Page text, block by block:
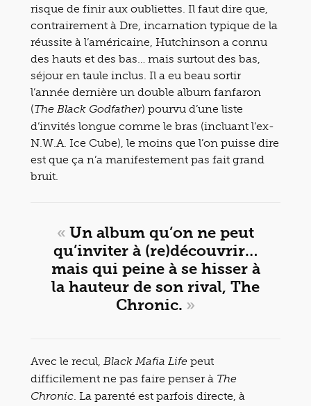
risque de finir aux oubliettes. Il faut dire que,
contrairement à Dre, incarnation typique de la
réussite à l’américaine, Hutchinson a connu
des hauts et des bas… mais surtout des bas,
séjour en taule inclus. Il a eu beau sortir
l’année dernière un double album fanfaron
(The Black Godfather) pourvu d’une liste
d’invités longue comme le bras (incluant l’ex-
N.W.A. Ice Cube), le moins que l’on puisse dire
est que ça n’a manifestement pas fait grand
bruit.
« Un album qu’on ne peut
qu’inviter à (re)découvrir…
mais qui peine à se hisser à
la hauteur de son rival, The
Chronic. »
Avec le recul, Black Mafia Life peut
difficilement ne pas faire penser à The
Chronic. La parenté est parfois directe, à